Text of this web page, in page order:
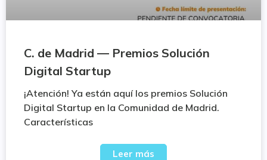
C. de Madrid — Premios Solución
Digital Startup
¡Atención! Ya están aquí los premios Solución
Digital Startup en la Comunidad de Madrid.
Características
Leer más